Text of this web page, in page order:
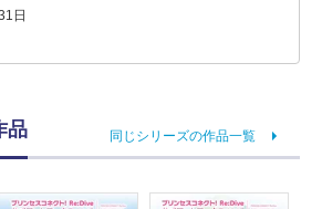
日
品 同じシリーズの作品一覧